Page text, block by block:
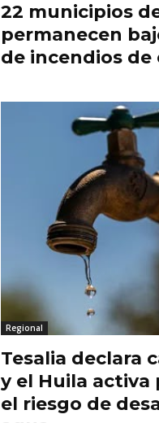
22 municipios
permanecen
de incendios
Regional
Tesalia declara
y el Huila
el riesgo de